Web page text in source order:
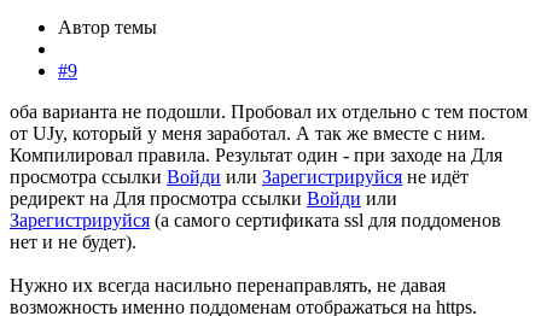
Автор темы
#9
оба варианта не подошли. Пробовал их отдельно с тем постом
от UJy, который у меня заработал. А так же вместе с ним.
Компилировал правила. Результат один - при заходе на Для
просмотра ссылки Войди или Зарегистрируйся не идёт
редирект на Для просмотра ссылки Войди или
Зарегистрируйся (а самого сертификата ssl для поддоменов
нет и не будет).
Нужно их всегда насильно перенаправлять, не давая
возможность именно поддоменам отображаться на https.